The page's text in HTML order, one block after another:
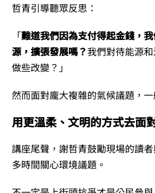
哲青引導聽眾反思：
「難道我們因為支付得起金錢，
源，擴張發展嗎？我們對待能源
做些改變？」
然而面對龐大複雜的氣候議題，
用更溫柔、文明的方式去面
講座尾聲，謝哲青鼓勵現場的讀
多時間關心環境議題。